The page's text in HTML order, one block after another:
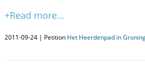
+Read more...
2011-09-24 | Petition Het Heerdenpad in